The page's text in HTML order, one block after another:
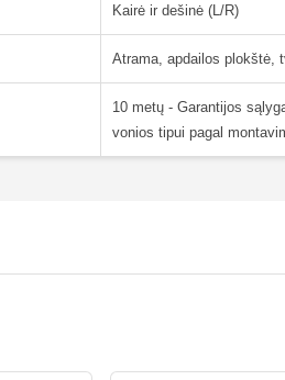
Kairė ir dešinė (L/R)
Atrama, apdailos plokštė,
10 metų - Garantijos
vonios tipui pagal